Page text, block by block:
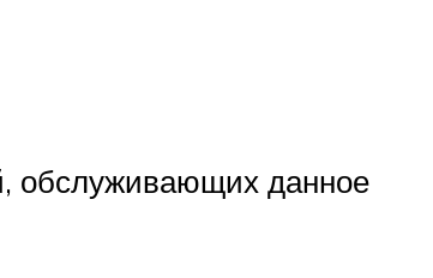
обслуживающих данное